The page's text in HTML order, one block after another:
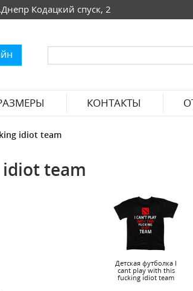
Кодацкий спуск, 2
КОНТАКТЫ
idiot team
team
Детская футболка I
cant play with this
fucking idiot team